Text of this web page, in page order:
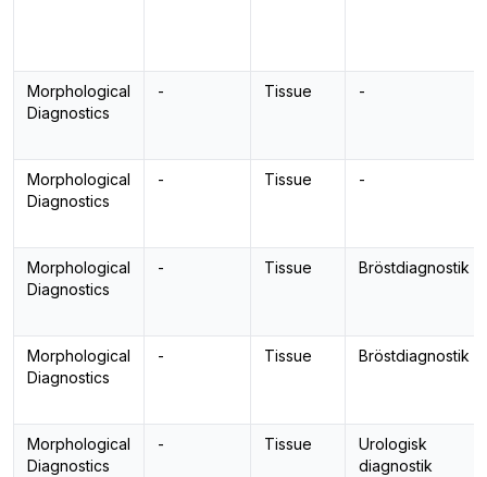
Morphological
Diagnostics
- Tissue -
Morphological
Diagnostics
- Tissue -
Morphological
Diagnostics
- Tissue Bröstdiagnostik
Morphological
Diagnostics
- Tissue Bröstdiagnostik
Morphological
Diagnostics
- Tissue
Urologisk
diagnostik